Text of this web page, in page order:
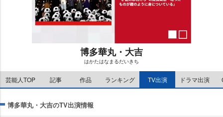
M
u
t
博多華丸・大吉
はかたはなまるだいきち
芸能人TOP 記事 作品 ランキング TV出演 ドラマ出演
博多華丸・大吉のTV出演情報